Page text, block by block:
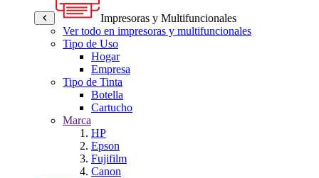
Impresoras y Multifuncionales
Ver todo en impresoras y multifuncionales
Tipo de Uso
Hogar
Empresa
Tipo de Tinta
Botella
Cartucho
Marca
HP
Epson
Fujifilm
Canon